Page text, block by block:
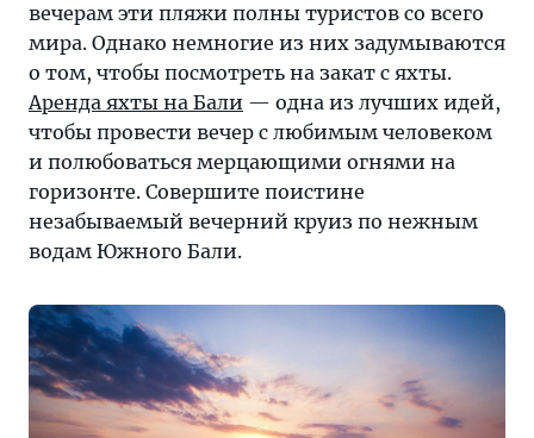
вечерам эти пляжи полны туристов со всего
мира. Однако немногие из них задумываются
о том, чтобы посмотреть на закат с яхты.
Аренда яхты на Бали — одна из лучших идей,
чтобы провести вечер с любимым человеком
и полюбоваться мерцающими огнями на
горизонте. Совершите поистине
незабываемый вечерний круиз по нежным
водам Южного Бали.